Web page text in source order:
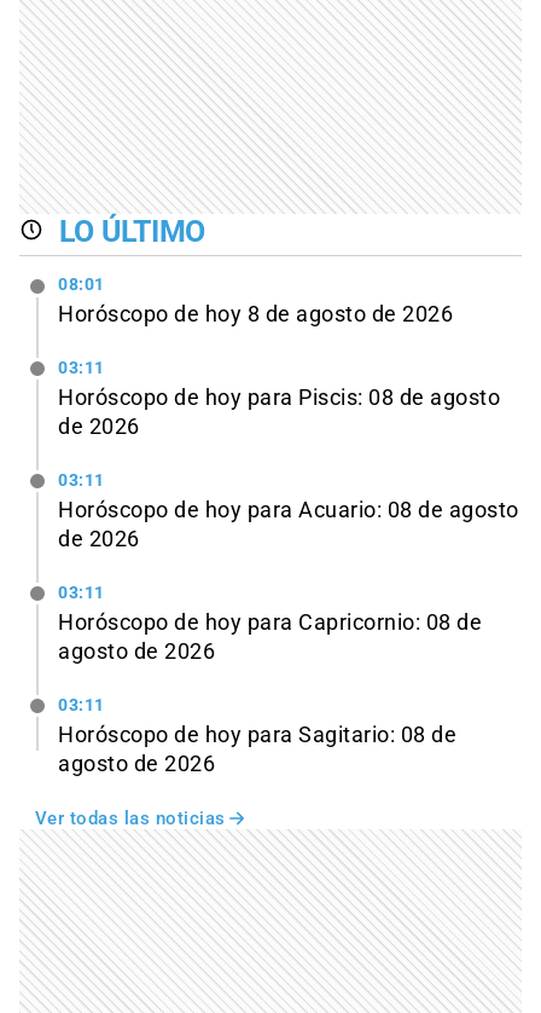
LO ÚLTIMO
08:01
Horóscopo de hoy 8 de agosto de 2026
03:11
Horóscopo de hoy para Piscis: 08 de agosto
de 2026
03:11
Horóscopo de hoy para Acuario: 08 de agosto
de 2026
03:11
Horóscopo de hoy para Capricornio: 08 de
agosto de 2026
03:11
Horóscopo de hoy para Sagitario: 08 de
agosto de 2026
Ver todas las noticias